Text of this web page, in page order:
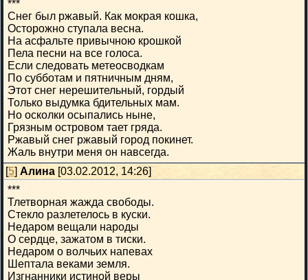
***
Снег был ржавый. Как мокрая кошка,
Осторожно ступала весна.
На асфальте привычною крошкой
Пела песни на все голоса.
Если следовать метеосводкам
По субботам и пятничным дням,
Этот снег нерешительный, гордый
Только выдумка бдительных мам.
Но осколки осыпались ныне,
Грязным островом тает гряда.
Ржавый снег ржавый город покинет.
Жаль внутри меня он навсегда.
[5] Алина [03.02.2012, 14:26]
***
Тлетворная жажда свободы.
Стекло разлетелось в куски.
Недаром вещали народы
О сердце, зажатом в тиски.
Недаром о волчьих напевах
Шептала веками земля.
Изгнанники истиной веры